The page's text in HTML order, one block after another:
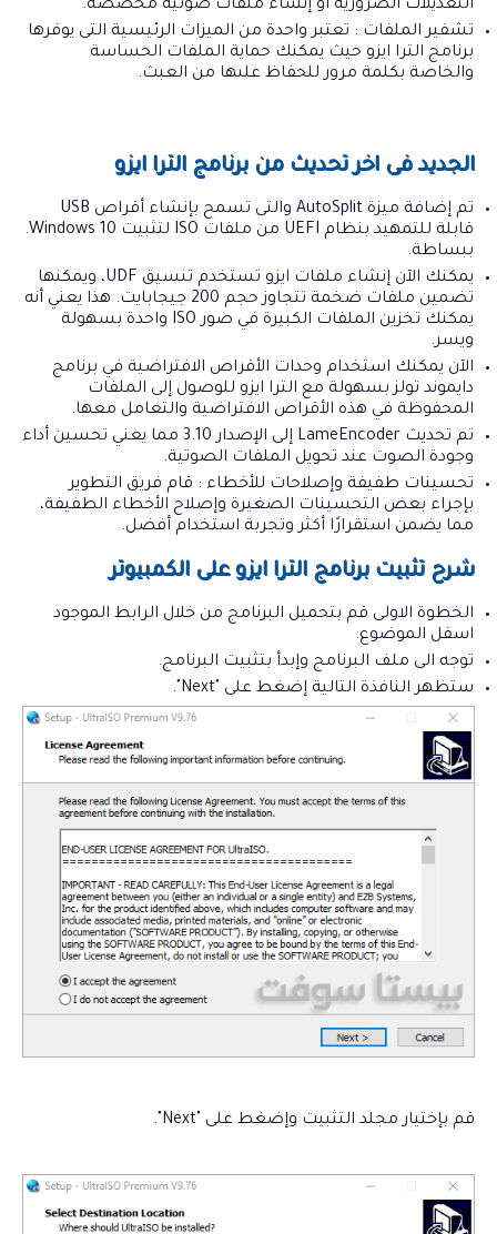
التعديلات الضرورية أو إنشاء ملفات صوتية مخصصة.
تشفير الملفات : تعتبر واحدة من الميزات الرئيسية التى يوفرها
برنامج الترا ايزو حيث يمكنك حماية الملفات الحساسة
والخاصة بكلمة مرور للحفاظ علىها من العبث.
الجديد فى اخر تحديث من برنامج الترا ايزو
تم إضافة ميزة AutoSplit والتى تسمح بإنشاء أقراص USB
قابلة للتمهيد بنظام UEFI من ملفات ISO لتثبيت Windows 10.
ببساطة.
يمكنك الآن إنشاء ملفات ايزو تستخدم تنسيق UDF، ويمكنها
تضمين ملفات ضخمة تتجاوز حجم 200 جيجابايت. هذا يعني أنه
يمكنك تخزين الملفات الكبيرة في صور ISO واحدة بسهولة
ويسر.
الآن يمكنك استخدام وحدات الأقراص الافتراضية في برنامج
دايموند تولز بسهولة مع الترا ايزو للوصول إلى الملفات
المحفوظة في هذه الأقراص الافتراضية والتعامل معها.
تم تحديث LameEncoder إلى الإصدار 3.10 مما يعني تحسين أداء
وجودة الصوت عند تحويل الملفات الصوتية.
تحسينات طفيفة وإصلاحات للأخطاء : قام فريق التطوير
بإجراء بعض التحسينات الصغيرة وإصلاح الأخطاء الطفيفة،
مما يضمن استقرارًا أكثر وتجربة استخدام أفضل.
شرح تثبيت برنامج الترا ايزو على الكمبيوتر
الخطوة الاولى قم بتحميل البرنامج من خلال الرابط الموجود
اسفل الموضوع.
توجه الى ملف البرنامج وإبدأ بتثبيت البرنامج.
ستظهر النافذة التالية إضغط على "Next".
قم بإختيار مجلد التثبيت وإضغط على "Next".